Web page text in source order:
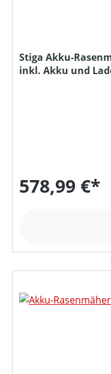
Stiga Akku-
inkl. Akku und
578,99 €*